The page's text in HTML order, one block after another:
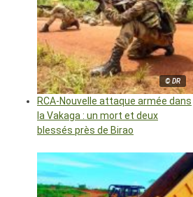
© DR
RCA-Nouvelle attaque armée dans
la Vakaga : un mort et deux
blessés près de Birao